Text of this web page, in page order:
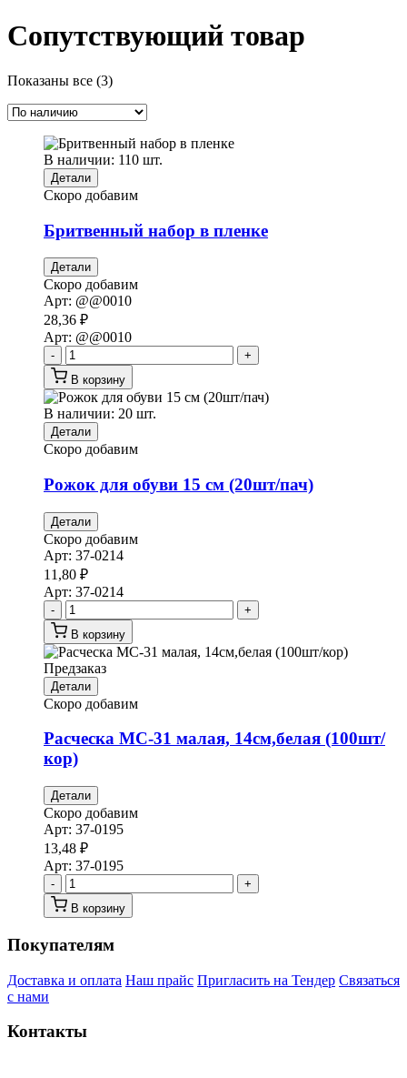
Сопутствующий товар
Показаны все (3)
В наличии: 110 шт.
Детали
Скоро добавим
Бритвенный набор в пленке
Детали
Скоро добавим
Арт: @@0010
28,36 ₽
Арт: @@0010
-
+
В корзину
В наличии: 20 шт.
Детали
Скоро добавим
Рожок для обуви 15 см (20шт/пач)
Детали
Скоро добавим
Арт: 37-0214
11,80 ₽
Арт: 37-0214
-
+
В корзину
Предзаказ
Детали
Скоро добавим
Расческа МС-31 малая, 14см,белая (100шт/
кор)
Детали
Скоро добавим
Арт: 37-0195
13,48 ₽
Арт: 37-0195
-
+
В корзину
Покупателям
Доставка и оплата Наш прайс Пригласить на Тендер Связаться
с нами
Контакты